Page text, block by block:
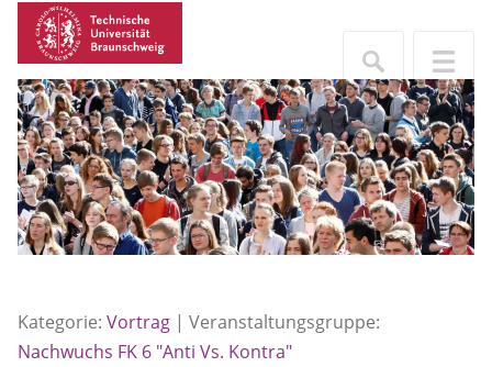
Kategorie: Vortrag | Veranstaltungsgruppe:
Nachwuchs FK 6 "Anti Vs. Kontra"